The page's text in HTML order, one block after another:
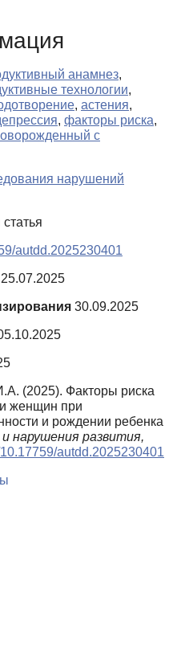
анамнез,
технологии,
, астения,
, факторы риска,
с
нарушений
autdd.2025230401
25.07.2025
30.09.2025
(2025). Факторы риска
женщин при
и рождении ребенка
нарушения развития,
autdd.2025230401